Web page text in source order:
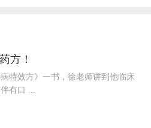
方！
特效方》一书，徐老师讲到他临床
有口 ...